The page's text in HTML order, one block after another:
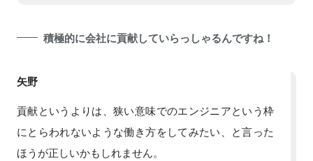
積極的に会社に貢献していらっしゃるんですね！
矢野
貢献というよりは、狭い意味でのエンジニアという枠
にとらわれないような働き方をしてみたい、と言った
ほうが正しいかもしれません。